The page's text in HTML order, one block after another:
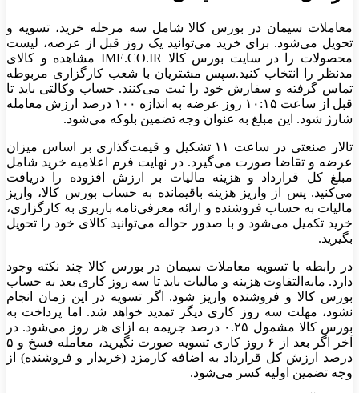
معاملات سیمان در بورس کالا شامل سه مرحله خرید، تسویه و
تحویل می‌شود. برای خرید می‌توانید یک روز قبل از عرضه، لیست
محصولات را در سایت بورس کالا IME.CO.IR مشاهده و کالای
مدنظر را انتخاب کنید.سپس مشتریان با شعب کارگزاری مربوطه
تماس گرفته و سفارش خود را ثبت می‌کنند. حساب وکالتی باید تا
قبل از ساعت ۱۰:۱۵ روز عرضه به اندازه ۱۰۰ درصد ارزش معامله
شارژ شود. این مبلغ به عنوان وجه تضمین بلوکه می‌شود.
تالار صنعتی در ساعت ۱۱ تشکیل و قیمت‌گذاری بر اساس میزان
عرضه و تقاضا صورت می‌گیرد. در نهایت فرم اعلامیه خرید شامل
مبلغ کل قرارداد و هزینه مالیات بر ارزش افزوده را دریافت
می‌کنید. پس از واریز هزینه باقیمانده به حساب بورس کالا، واریز
مالیات به حساب فروشنده و ارائه معرفی‌نامه باربری به کارگزاری،
خرید تکمیل می‌شود و با صدور حواله می‌توانید کالای خود را تحویل
بگیرید.
در رابطه با تسویه معاملات سیمان در بورس کالا چند نکته وجود
دارد. مابه‌التفاوت هزینه و مالیات باید تا سه روز کاری بعد به حساب
بورس کالا و فروشنده واریز شود. اگر تسویه در این زمان انجام
نشود، مهلت سه روز کاری دیگر تمدید خواهد شد. اما پرداخت به
بورس کالا مشمول ۰.۲۵ درصد جریمه به ازای هر روز می‌شود. در
آخر اگر بعد از ۶ روز کاری تسویه صورت نگیرید، معامله فسخ و ۵
درصد ارزش کل قرارداد به اضافه کارمزد (خریدار و فروشنده) از
وجه تضمین اولیه کسر می‌شود.